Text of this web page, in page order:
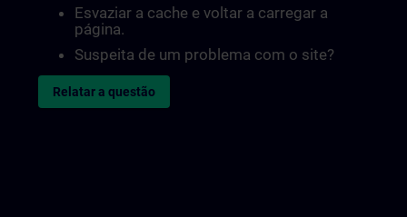
Esvaziar a cache e voltar a carregar a
página.
Suspeita de um problema com o site?
Relatar a questão